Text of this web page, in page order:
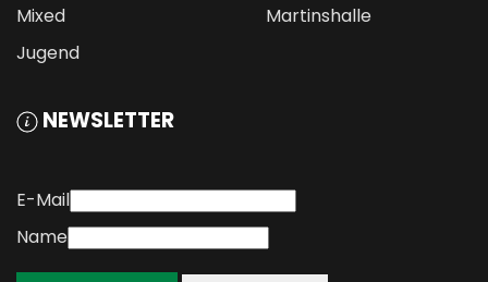
Mixed
Jugend
Martinshalle
NEWSLETTER
E-Mail
Name